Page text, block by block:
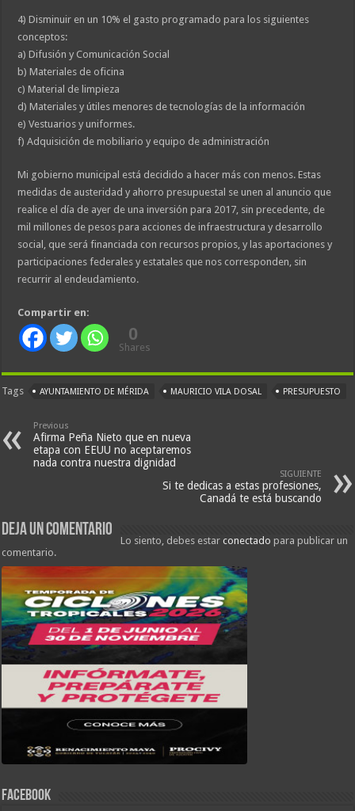
4) Disminuir en un 10% el gasto programado para los siguientes
conceptos:
a) Difusión y Comunicación Social
b) Materiales de oficina
c) Material de limpieza
d) Materiales y útiles menores de tecnologías de la información
e) Vestuarios y uniformes.
f) Adquisición de mobiliario y equipo de administración
Mi gobierno municipal está decidido a hacer más con menos. Estas
medidas de austeridad y ahorro presupuestal se unen al anuncio que
realice el día de ayer de una inversión para 2017, sin precedente, de
mil millones de pesos para acciones de infraestructura y desarrollo
social, que será financiada con recursos propios, y las aportaciones y
participaciones federales y estatales que nos corresponden, sin
recurrir al endeudamiento.
Compartir en:
0
Shares
Tags AYUNTAMIENTO DE MÉRIDA MAURICIO VILA DOSAL PRESUPUESTO
Previous
Afirma Peña Nieto que en nueva
etapa con EEUU no aceptaremos
nada contra nuestra dignidad
SIGUIENTE
Si te dedicas a estas profesiones,
Canadá te está buscando
Deja un comentario
Lo siento, debes estarconectado para publicar un
comentario.
FACEBOOK